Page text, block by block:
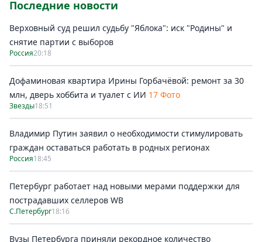
Последние новости
Верховный суд решил судьбу "Яблока": иск "Родины" и
снятие партии с выборов
Россия20:18
Дофаминовая квартира Ирины Горбачёвой: ремонт за 30
млн, дверь хоббита и туалет с ИИ 17 Фото
Звезды18:51
Владимир Путин заявил о необходимости стимулировать
граждан оставаться работать в родных регионах
Россия18:45
Петербург работает над новыми мерами поддержки для
пострадавших селлеров WB
С.Петербург18:16
Вузы Петербурга приняли рекордное количество